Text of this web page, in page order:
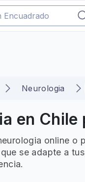
Neurologia
en Chile
online o
se adapte a